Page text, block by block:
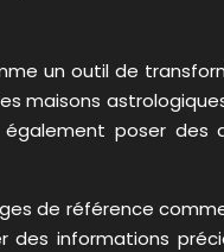
un outil de
maisons
poser
de référence
informations